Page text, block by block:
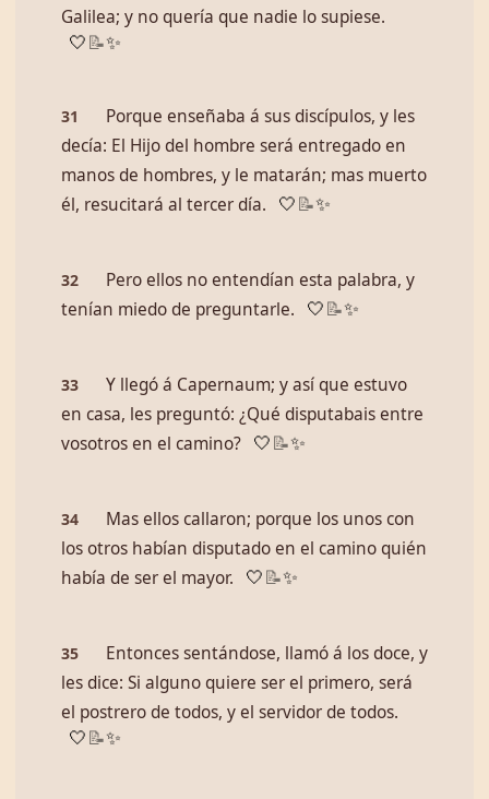
Galilea; y no quería que nadie lo supiese.
🤍 📝✨
31
Porque enseñaba á sus discípulos, y les
decía: El Hijo del hombre será entregado en
manos de hombres, y le matarán; mas muerto
él, resucitará al tercer día.
🤍 📝✨
32
Pero ellos no entendían esta palabra, y
tenían miedo de preguntarle.
🤍 📝✨
33
Y llegó á Capernaum; y así que estuvo
en casa, les preguntó: ¿Qué disputabais entre
vosotros en el camino?
🤍 📝✨
34
Mas ellos callaron; porque los unos con
los otros habían disputado en el camino quién
había de ser el mayor.
🤍 📝✨
35
Entonces sentándose, llamó á los doce, y
les dice: Si alguno quiere ser el primero, será
el postrero de todos, y el servidor de todos.
🤍 📝✨